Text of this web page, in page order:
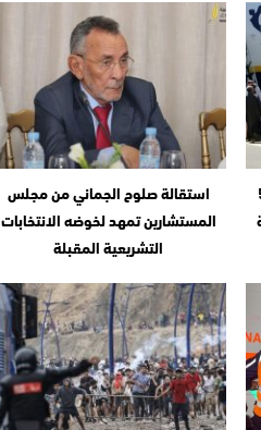
استقالة صلوح الجماني من مجلس
المستشارين تمهد لخوضه الانتخابات
التشريعية المقبلة